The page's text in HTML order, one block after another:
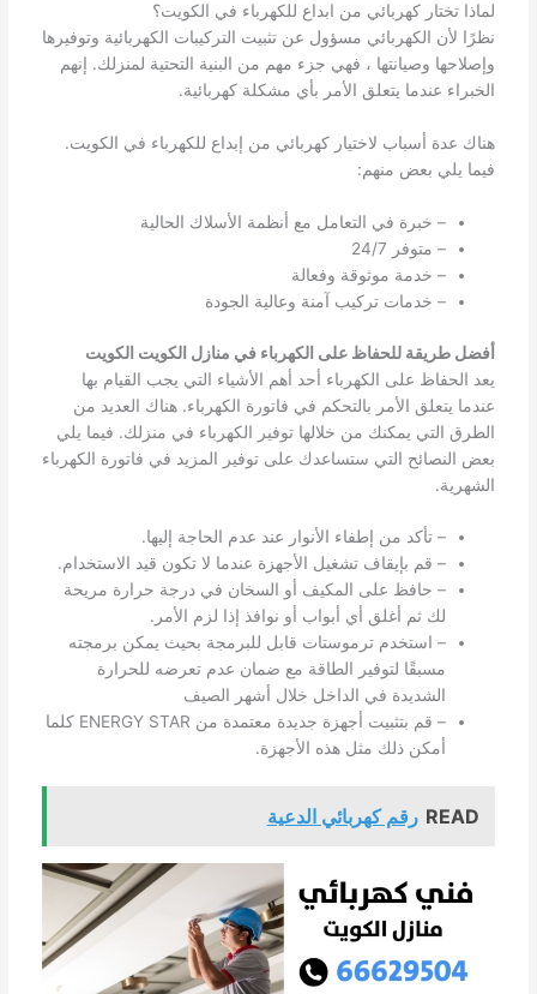
لماذا تختار كهربائي من ابداع للكهرباء في الكويت؟
نظرًا لأن الكهربائي مسؤول عن تثبيت التركيبات الكهربائية وتوفيرها
وإصلاحها وصيانتها ، فهي جزء مهم من البنية التحتية لمنزلك. إنهم
الخبراء عندما يتعلق الأمر بأي مشكلة كهربائية.
هناك عدة أسباب لاختيار كهربائي من إبداع للكهرباء في الكويت.
فيما يلي بعض منهم:
– خبرة في التعامل مع أنظمة الأسلاك الحالية
– متوفر 24/7
– خدمة موثوقة وفعالة
– خدمات تركيب آمنة وعالية الجودة
أفضل طريقة للحفاظ على الكهرباء في منازل الكويت الكويت
يعد الحفاظ على الكهرباء أحد أهم الأشياء التي يجب القيام بها
عندما يتعلق الأمر بالتحكم في فاتورة الكهرباء. هناك العديد من
الطرق التي يمكنك من خلالها توفير الكهرباء في منزلك. فيما يلي
بعض النصائح التي ستساعدك على توفير المزيد في فاتورة الكهرباء
الشهرية.
– تأكد من إطفاء الأنوار عند عدم الحاجة إليها.
– قم بإيقاف تشغيل الأجهزة عندما لا تكون قيد الاستخدام.
– حافظ على المكيف أو السخان في درجة حرارة مريحة
لك ثم أغلق أي أبواب أو نوافذ إذا لزم الأمر.
– استخدم ترموستات قابل للبرمجة بحيث يمكن برمجته
مسبقًا لتوفير الطاقة مع ضمان عدم تعرضه للحرارة
الشديدة في الداخل خلال أشهر الصيف
– قم بتثبيت أجهزة جديدة معتمدة من ENERGY STAR كلما
أمكن ذلك مثل هذه الأجهزة.
READ رقم كهربائي الدعية